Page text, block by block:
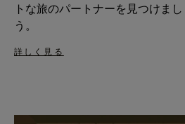
トな旅のパートナーを見つけまし
う。
詳しく見る